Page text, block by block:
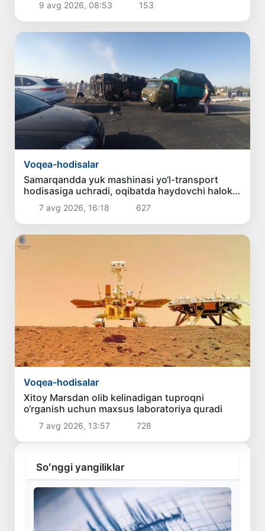
9 avg 2026, 08:53 153
Voqea-hodisalar
Samarqandda yuk mashinasi yo‘l-transport
hodisasiga uchradi, oqibatda haydovchi halok
bo‘ldi7 avg 2026, 16:18 627
Voqea-hodisalar
Xitoy Marsdan olib kelinadigan tuproqni
o‘rganish uchun maxsus laboratoriya quradi
7 avg 2026, 13:57 728
Soʻnggi yangiliklar